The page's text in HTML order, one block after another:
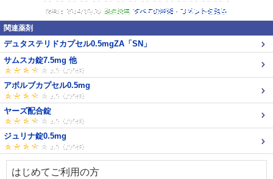
関連薬剤
デュタステリドカプセル0.5mgZA「SN」
サムスカ錠7.5mg 他
アボルブカプセル0.5mg
ヤーズ配合錠
ジュリナ錠0.5mg
はじめてご利用の方